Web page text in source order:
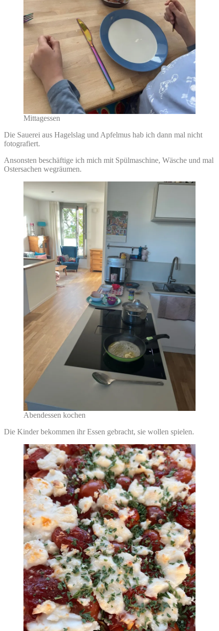
Mittagessen
Die Sauerei aus Hagelslag und Apfelmus hab ich dann mal nicht
fotografiert.
Ansonsten beschäftige ich mich mit Spülmaschine, Wäsche und mal
Ostersachen wegräumen.
Abendessen kochen
Die Kinder bekommen ihr Essen gebracht, sie wollen spielen.